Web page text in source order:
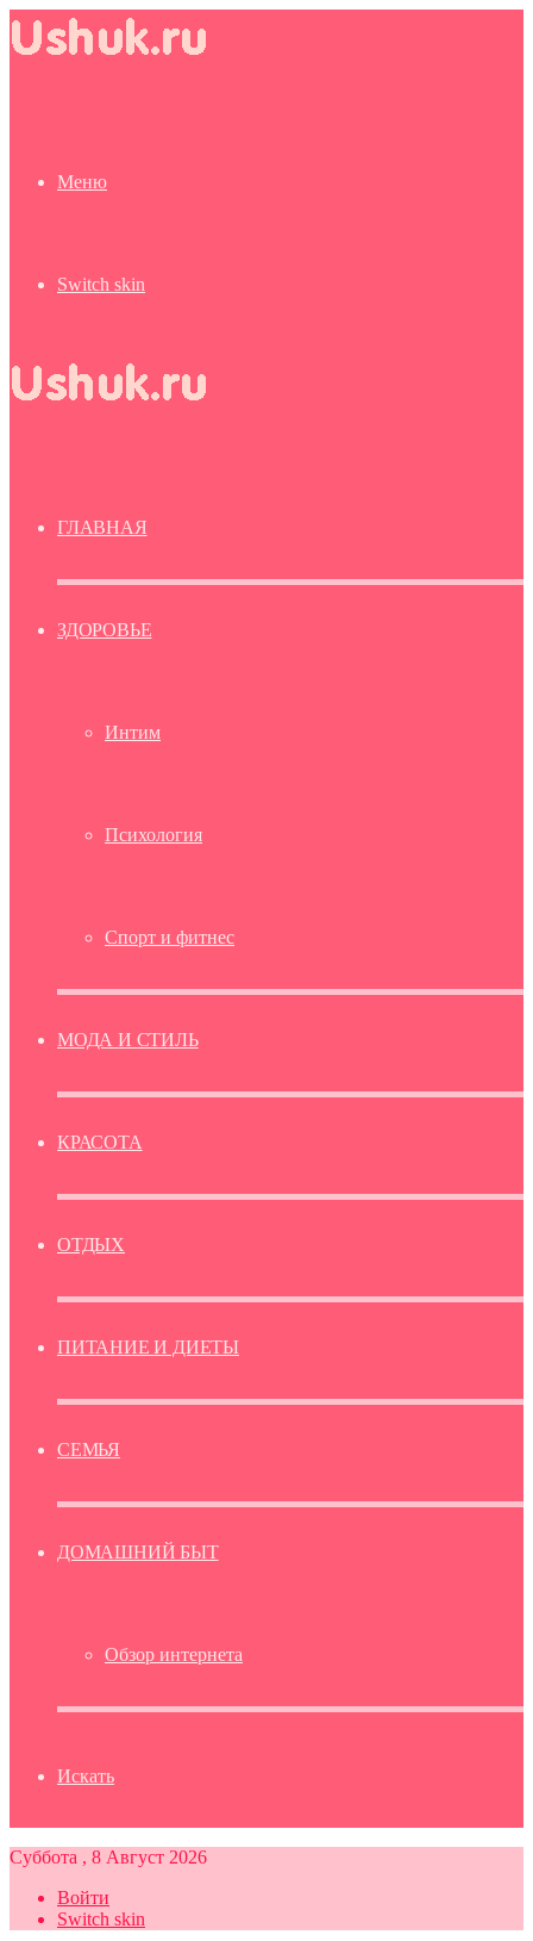
Меню
Switch skin
ГЛАВНАЯ
ЗДОРОВЬЕ
Интим
Психология
Спорт и фитнес
МОДА И СТИЛЬ
КРАСОТА
ОТДЫХ
ПИТАНИЕ И ДИЕТЫ
СЕМЬЯ
ДОМАШНИЙ БЫТ
Обзор интернета
Искать
Суббота , 8 Август 2026
Войти
Switch skin